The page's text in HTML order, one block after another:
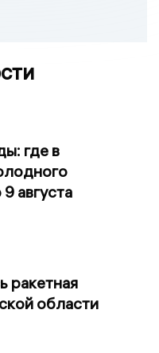
где в
августа
ракетная
области